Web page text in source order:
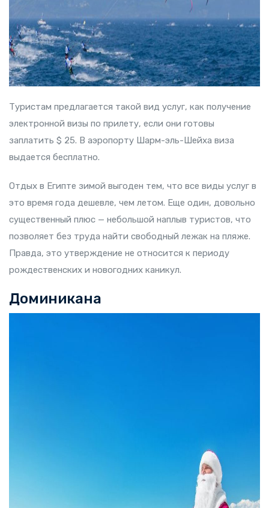
Туристам предлагается такой вид услуг, как получение
электронной визы по прилету, если они готовы
заплатить $ 25. В аэропорту Шарм-эль-Шейха виза
выдается бесплатно.
Отдых в Египте зимой выгоден тем, что все виды услуг в
это время года дешевле, чем летом. Еще один, довольно
существенный плюс — небольшой наплыв туристов, что
позволяет без труда найти свободный лежак на пляже.
Правда, это утверждение не относится к периоду
рождественских и новогодних каникул.
Доминикана